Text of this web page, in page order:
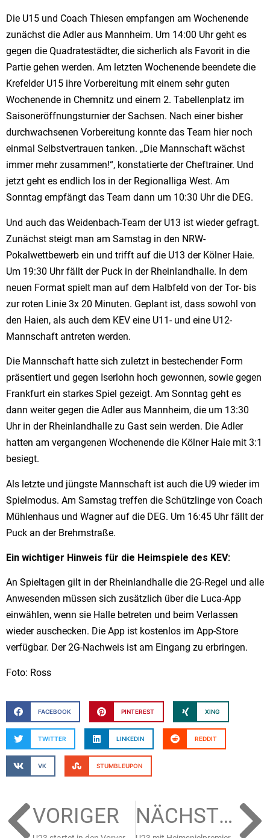
Die U15 und Coach Thiesen empfangen am Wochenende
zunächst die Adler aus Mannheim. Um 14:00 Uhr geht es
gegen die Quadratestädter, die sicherlich als Favorit in die
Partie gehen werden. Am letzten Wochenende beendete die
Krefelder U15 ihre Vorbereitung mit einem sehr guten
Wochenende in Chemnitz und einem 2. Tabellenplatz im
Saisoneröffnungsturnier der Sachsen. Nach einer bisher
durchwachsenen Vorbereitung konnte das Team hier noch
einmal Selbstvertrauen tanken. „Die Mannschaft wächst
immer mehr zusammen!“, konstatierte der Cheftrainer. Und
jetzt geht es endlich los in der Regionalliga West. Am
Sonntag empfängt das Team dann um 10:30 Uhr die DEG.
Und auch das Weidenbach-Team der U13 ist wieder gefragt.
Zunächst steigt man am Samstag in den NRW-
Pokalwettbewerb ein und trifft auf die U13 der Kölner Haie.
Um 19:30 Uhr fällt der Puck in der Rheinlandhalle. In dem
neuen Format spielt man auf dem Halbfeld von der Tor- bis
zur roten Linie 3x 20 Minuten. Geplant ist, dass sowohl von
den Haien, als auch dem KEV eine U11- und eine U12-
Mannschaft antreten werden.
Die Mannschaft hatte sich zuletzt in bestechender Form
präsentiert und gegen Iserlohn hoch gewonnen, sowie gegen
Frankfurt ein starkes Spiel gezeigt. Am Sonntag geht es
dann weiter gegen die Adler aus Mannheim, die um 13:30
Uhr in der Rheinlandhalle zu Gast sein werden. Die Adler
hatten am vergangenen Wochenende die Kölner Haie mit 3:1
besiegt.
Als letzte und jüngste Mannschaft ist auch die U9 wieder im
Spielmodus. Am Samstag treffen die Schützlinge von Coach
Mühlenhaus und Wagner auf die DEG. Um 16:45 Uhr fällt der
Puck an der Brehmstraße.
Ein wichtiger Hinweis für die Heimspiele des KEV:
An Spieltagen gilt in der Rheinlandhalle die 2G-Regel und alle
Anwesenden müssen sich zusätzlich über die Luca-App
einwählen, wenn sie Halle betreten und beim Verlassen
wieder auschecken. Die App ist kostenlos im App-Store
verfügbar. Der 2G-Nachweis ist am Eingang zu erbringen.
Foto: Ross
FACEBOOK PINTEREST XING
TWITTER LINKEDIN REDDIT
VK STUMBLEUPON
VORIGER NÄCHSTER